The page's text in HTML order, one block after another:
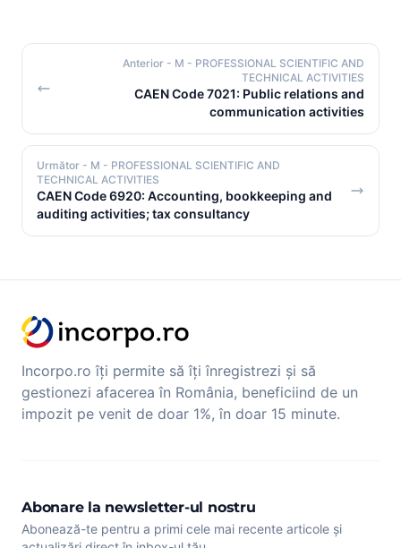
Anterior - M - PROFESSIONAL SCIENTIFIC AND
TECHNICAL ACTIVITIES
CAEN Code 7021: Public relations and
communication activities
Următor - M - PROFESSIONAL SCIENTIFIC AND
TECHNICAL ACTIVITIES
CAEN Code 6920: Accounting, bookkeeping and
auditing activities; tax consultancy
Incorpo.ro îți permite să îți înregistrezi și să
gestionezi afacerea în România, beneficiind de un
impozit pe venit de doar 1%, în doar 15 minute.
Abonare la newsletter-ul nostru
Abonează-te pentru a primi cele mai recente articole și